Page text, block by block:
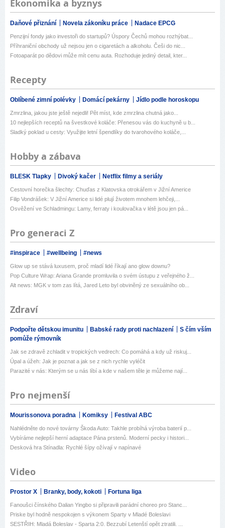
Ekonomika a byznys
Daňové přiznání Novela zákoníku práce Nadace EPCG
Penzijní fondy jako investoři do startupů? Úspory Čechů mohou rozhýbat...
Příhraniční obchody už nejsou jen o cigaretách a alkoholu. Češi do nic...
Fotoaparát po dědovi může mít cenu auta. Rozhoduje jediný detail, kter...
Recepty
Oblíbené zimní polévky Domácí pekárny Jídlo podle horoskopu
Zmrzlina, jakou jste ještě nejedli! Pět míst, kde zmrzlina chutná jako...
10 nejlepších receptů na švestkové koláče: Přenesou vás do kuchyně u b...
Sladký poklad u cesty: Využijte letní špendlíky do tvarohového koláče,...
Hobby a zábava
BLESK Tlapky Divoký kačer Netflix filmy a seriály
Cestovní horečka šlechty: Chuďas z Klatovska otrokářem v Jižní Americe
Filip Vondrášek: V Jižní Americe si lidé plují životem mnohem lehčeji,...
Osvěžení ve Schladmingu: Lamy, ferraty i koulovačka v létě jsou jen pá...
Pro generaci Z
#inspirace #wellbeing #news
Glow up se stává luxusem, proč mladí lidé říkají ano glow downu?
Pop Culture Wrap: Ariana Grande promluvila o svém ústupu z veřejného ž...
Alt news: MGK v tom zas lítá, Jared Leto byl obviněný ze sexuálního ob...
Zdraví
Podpořte dětskou imunitu Babské rady proti nachlazení
S čím vším
pomůže rýmovník
Jak se zdravě zchladit v tropických vedrech: Co pomáhá a kdy už riskuj...
Úpal a úžeh: Jak je poznat a jak se z nich rychle vyléčit
Parazité v nás: Kterým se u nás líbí a kde v našem těle je můžeme nají...
Pro nejmenší
Mourissonova poradna Komiksy Festival ABC
Nahlédněte do nové továrny Škoda Auto: Takhle probíhá výroba baterií p...
Vybíráme nejlepší herní adaptace Pána prstenů. Moderní pecky i histori...
Desková hra Stínadla: Rychlé šípy ožívají v napínavé
Video
Prostor X Branky, body, kokoti Fortuna liga
Fanoušci čínského Dalian Yingbo si připravili parádní choreo pro Stanc...
Priske byl hodně nespokojen s výkonem Sparty v Mladé Boleslavi
SESTŘIH: Mladá Boleslav - Sparta 2:0. Bezzubí Letenští opět ztratili. ...